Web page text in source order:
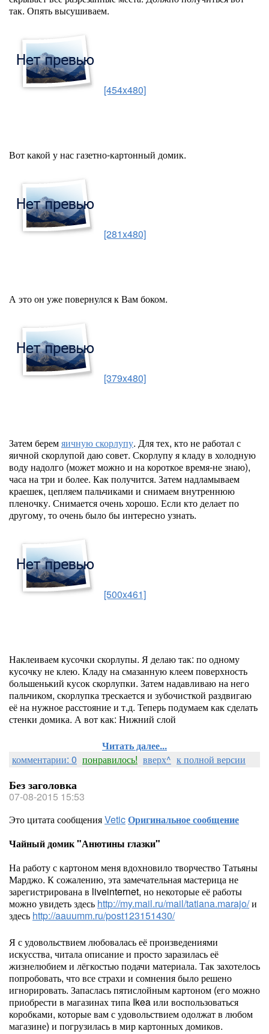
так. Опять высушиваем.
[454x480]
Вот какой у нас газетно-картонный домик.
[281x480]
А это он уже повернулся к Вам боком.
[379x480]
Затем беремяичную скорлупу. Для тех, кто не работал с
яичной скорлупой даю совет. Скорлупу я кладу в холодную
воду надолго (может можно и на короткое время-не знаю),
часа на три и более. Как получится. Затем надламываем
краешек, цепляем пальчиками и снимаем внутреннюю
пленочку. Снимается очень хорошо. Если кто делает по
другому, то очень было бы интересно узнать.
[500x461]
Наклеиваем кусочки скорлупы. Я делаю так: по одному
кусочку не клею. Кладу на смазанную клеем поверхность
большенький кусок скорлупки. Затем надавливаю на него
пальчиком, скорлупка трескается и зубочисткой раздвигаю
её на нужное расстояние и т.д. Теперь подумаем как сделать
стенки домика. А вот как: Нижний слой
Читать далее...
комментарии: 0 понравилось! вверх^ к полной версии
Без заголовка
07-08-2015 15:53
Это цитата сообщенияVeticОригинальное сообщение
Чайный домик "Анютины глазки"
На работу с картоном меня вдохновило творчество Татьяны
Марджо. К сожалению, эта замечательная мастерица не
зарегистрирована в liveinternet, но некоторые её работы
можно увидеть здесь http://my.mail.ru/mail/tatiana.marajo/и
здесь http://aauumm.ru/post123151430/
Я с удовольствием любовалась её произведениями
искусства, читала описание и просто заразилась её
жизнелюбием и лёгкостью подачи материала. Так захотелось
попробовать, что все страхи и сомнения было решено
игнорировать. Запаслась пятислойным картоном (его можно
приобрести в магазинах типа Ikea или воспользоваться
коробками, которые вам с удовольствием одолжат в любом
магазине) и погрузилась в мир картонных домиков.